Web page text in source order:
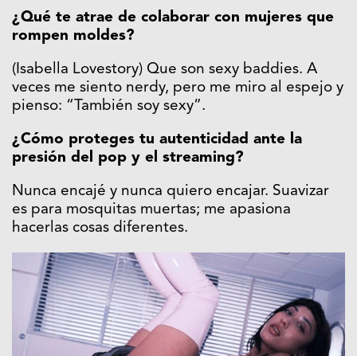
¿Qué te atrae de colaborar con mujeres que
rompen moldes?
(Isabella Lovestory) Que son sexy baddies. A
veces me siento nerdy, pero me miro al espejo y
pienso: “También soy sexy”.
¿Cómo proteges tu autenticidad ante la
presión del pop y el streaming?
Nunca encajé y nunca quiero encajar. Suavizar
es para mosquitas muertas; me apasiona
hacerlas cosas diferentes.